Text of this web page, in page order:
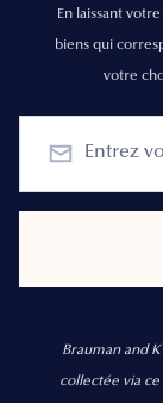
En laissant
biens qui
votre
Brauman and
collectée via